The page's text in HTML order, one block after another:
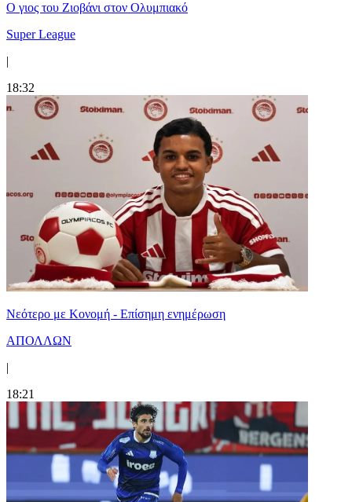
Ο γιος του Ζιοβάνι στον Ολυμπιακό
Super League
|
18:32
Νεότερο με Κονομή - Επίσημη ενημέρωση
ΑΠΟΛΛΩΝ
|
18:21